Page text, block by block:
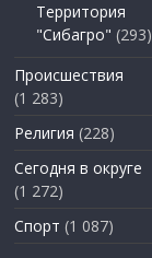
Территория
"Сибагро" (293)
Происшествия
(1 283)
Религия (228)
Сегодня в округе
(1 272)
Спорт (1 087)